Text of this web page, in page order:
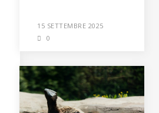
15 SETTEMBRE 2025
0